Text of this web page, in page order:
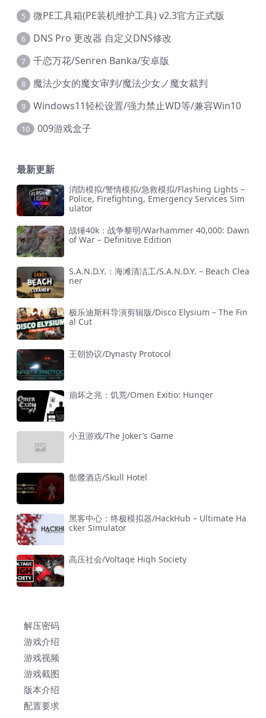
5 微PE工具箱(PE装机维护工具) v2.3官方正式版
6 DNS Pro 更改器 自定义DNS修改
7 千恋万花/Senren Banka/安卓版
8 魔法少女的魔女审判/魔法少女ノ魔女裁判
9 Windows11轻松设置/强力禁止WD等/兼容Win10
10 009游戏盒子
最新更新
消防模拟/警情模拟/急救模拟/Flashing Lights –
Police, Firefighting, Emergency Services Sim
ulator
战锤40k：战争黎明/Warhammer 40,000: Dawn
of War – Definitive Edition
S.A.N.D.Y.：海滩清洁工/S.A.N.D.Y. – Beach Clea
ner
极乐迪斯科导演剪辑版/Disco Elysium – The Fin
al Cut
王朝协议/Dynasty Protocol
崩坏之兆：饥荒/Omen Exitio: Hunger
小丑游戏/The Joker’s Game
骷髅酒店/Skull Hotel
黑客中心：终极模拟器/HackHub – Ultimate Ha
cker Simulator
高压社会/Voltage High Society
解压密码
游戏介绍
游戏视频
游戏截图
版本介绍
配置要求